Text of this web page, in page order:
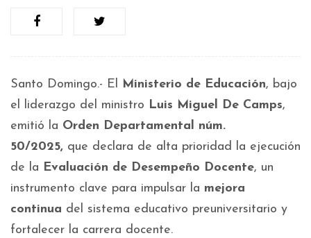
Santo Domingo.- El Ministerio de Educación, bajo
el liderazgo del ministro Luis Miguel De Camps,
emitió la Orden Departamental núm.
50/2025, que declara de alta prioridad la ejecución
de la Evaluación de Desempeño Docente, un
instrumento clave para impulsar la mejora
continua del sistema educativo preuniversitario y
fortalecer la carrera docente.